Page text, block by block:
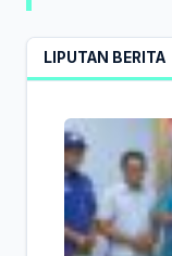
LIPUTAN BERITA